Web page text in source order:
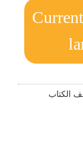
16-
الكتاب